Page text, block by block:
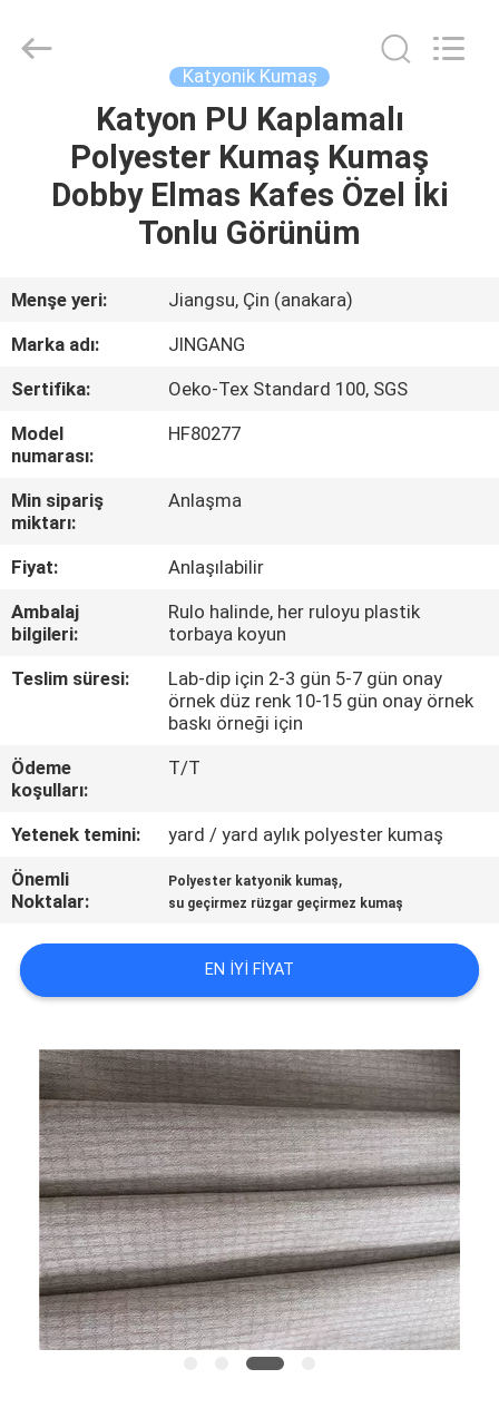
ÜRÜN:%
HAKKIMIZDA
TURU
KONTROL
BIZIMLE
ILETIŞIME
GEÇIN
VAKALAR
COMPANY
NEWS
SITE
PRIVACY
POLICY
Textile
Co.,Ltd.
Katyonik Kumaş
Katyon PU Kaplamalı
Polyester Kumaş Kumaş
Dobby Elmas Kafes Özel İki
Tonlu Görünüm
Menşe yeri:
Jiangsu, Çin (anakara)
Marka adı:
JINGANG
Sertifika:
Oeko-Tex Standard 100, SGS
Model
numarası:
HF80277
Min sipariş
miktarı:
Anlaşma
Fiyat:
Anlaşılabilir
Ambalaj
bilgileri:
Rulo halinde, her ruloyu plastik
torbaya koyun
Teslim süresi:
Lab-dip için 2-3 gün 5-7 gün onay
örnek düz renk 10-15 gün onay örnek
baskı örneği için
Ödeme
koşulları:
T/T
Yetenek temini:
yard / yard aylık polyester kumaş
Önemli
Noktalar:
Polyester katyonik kumaş,
su geçirmez rüzgar geçirmez kumaş
EN IYI FIYAT